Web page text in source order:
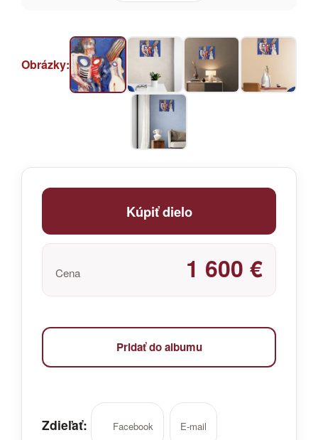
Obrázky:
Kúpiť dielo
Cena 1 600 €
Pridať do albumu
Zdieľať: Facebook E-mail